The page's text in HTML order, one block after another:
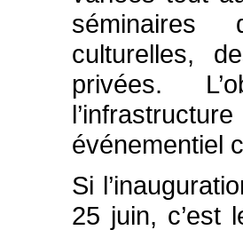
séminaires
culturelles,
privées.
événementiel
Si
25 juin, c’est